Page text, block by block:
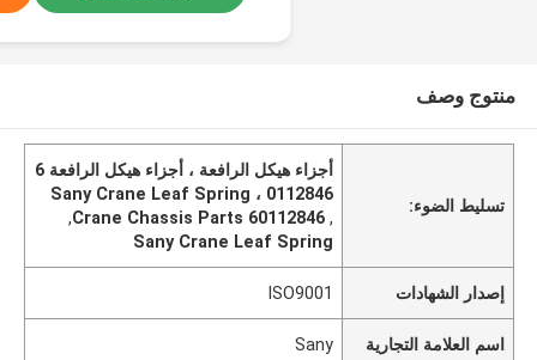
منتوج وصف
تسليط الضوء:
أجزاء هيكل الرافعة ، أجزاء هيكل الرافعة 6
0112846 ، Sany Crane Leaf Spring
,
60112846 Crane Chassis Parts
,
Sany Crane Leaf Spring
إصدار الشهادات ISO9001
اسم العلامة التجارية Sany